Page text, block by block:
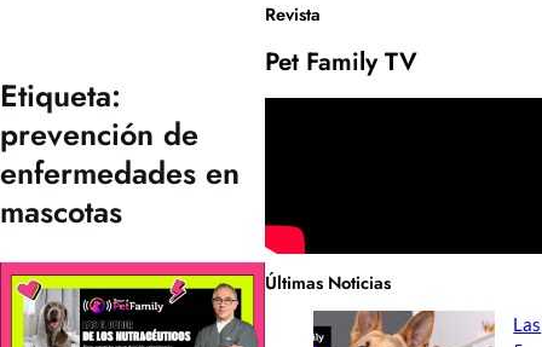
Etiqueta:
prevención de
enfermedades en
mascotas
Revista
Pet Family TV
Últimas Noticias
Las